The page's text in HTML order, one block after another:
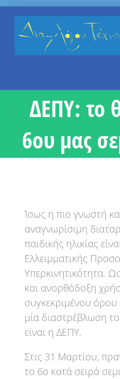
Skip
ΔΕΠΥ: το
6ου μας
Ίσως η πιο γνωστή
αναγνωρίσιμη
παιδικής ηλικίας
Ελλειμματικής
Υπερκινητικότητα.
και ανορθόδοξη
συγκεκριμένου όρου
μία διαστρέβλωση
είναι η ΔΕΠΥ.
Στις 31 Μαρτίου,
το 6ο κατά σειρά